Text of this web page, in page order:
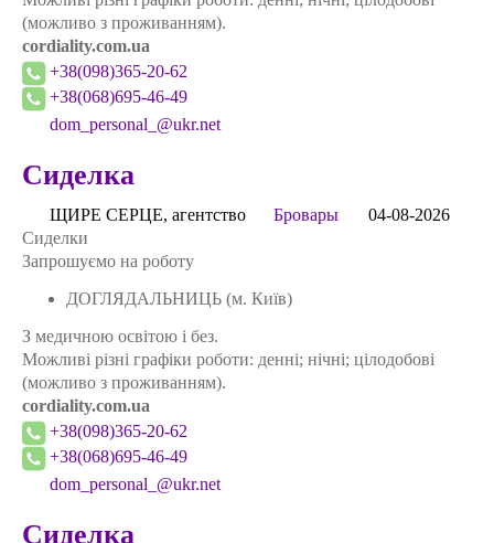
(можливо з проживанням).
cordiality.com.ua
+38(098)365-20-62
+38(068)695-46-49
dom_personal_@ukr.net
Сиделка
ЩИРЕ СЕРЦЕ, агентство Бровары
04-08-2026
Сиделки
Запрошуємо на роботу
ДОГЛЯДАЛЬНИЦЬ (м. Київ)
З медичною освітою і без.
Можливі різні графіки роботи: денні; нічні; цілодобові
(можливо з проживанням).
cordiality.com.ua
+38(098)365-20-62
+38(068)695-46-49
dom_personal_@ukr.net
Сиделка